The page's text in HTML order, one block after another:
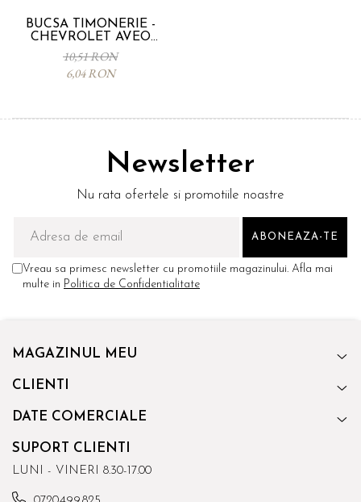
BUCSA TIMONERIE -
CHEVROLET AVEO
96238218
10,51 RON
6,04 RON
Newsletter
Nu rata ofertele si promotiile noastre
Vreau sa primesc newsletter cu promotiile magazinului. Afla mai
multe in Politica de Confidentialitate
MAGAZINUL MEU
CLIENTI
DATE COMERCIALE
SUPORT CLIENTI
LUNI - VINERI 8.30-17.00